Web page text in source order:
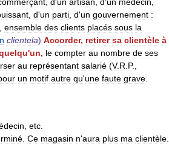
d'un parti d'un gouvernement :
ensemble des clients placés sous la
clientela) Accorder, retirer sa clientèle à
'un, le compter au nombre de ses
au représentant salarié (V.R P.,
un motif autre qu'une faute grave
etc
Ce magasin n'aura plus ma clientèle